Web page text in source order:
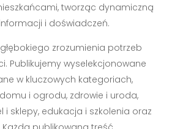
tworząc dynamiczną
i doświadczeń.
zrozumienia potrzeb
Publikujemy wyselekcjonowane
w kluczowych kategoriach,
i ogrodu, zdrowie i uroda,
sklepy, edukacja i szkolenia oraz